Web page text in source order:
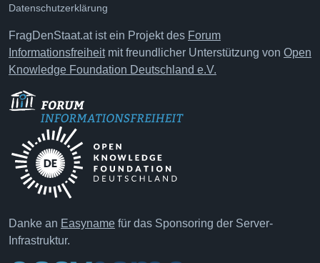
Datenschutzerklärung
FragDenStaat.at ist ein Projekt des Forum
Informationsfreiheitmit freundlicher Unterstützung von Open
Knowledge Foundation Deutschland e.V.
Danke an Easyname für das Sponsoring der Server-
Infrastruktur.